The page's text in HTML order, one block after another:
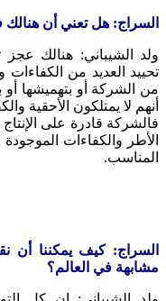
السراج: هل تعني أن هنالك
ولد الشيباني: هنالك
تحييد العديد من
من الشركة أو بتهميشها أو
أنهم لا يمتلكون الأحقية
فالشركة قادرة على
الأطر والكفاءات
المناسب.
السراج: كيف يمكننا أن
مشابهة في العالم؟